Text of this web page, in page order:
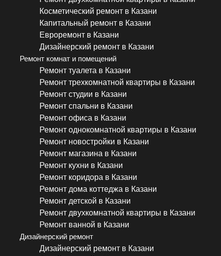
Косметический ремонт в Казани
Капитальный ремонт в Казани
Евроремонт в Казани
Дизайнерский ремонт в Казани
Ремонт комнат и помещений
Ремонт туалета в Казани
Ремонт трехкомнатной квартиры в Казани
Ремонт студии в Казани
Ремонт спальни в Казани
Ремонт офиса в Казани
Ремонт однокомнатной квартиры в Казани
Ремонт новостройки в Казани
Ремонт магазина в Казани
Ремонт кухни в Казани
Ремонт коридора в Казани
Ремонт дома коттеджа в Казани
Ремонт детской в Казани
Ремонт двухкомнатной квартиры в Казани
Ремонт ванной в Казани
Дизайнерский ремонт
Дизайнерский ремонт в Казани